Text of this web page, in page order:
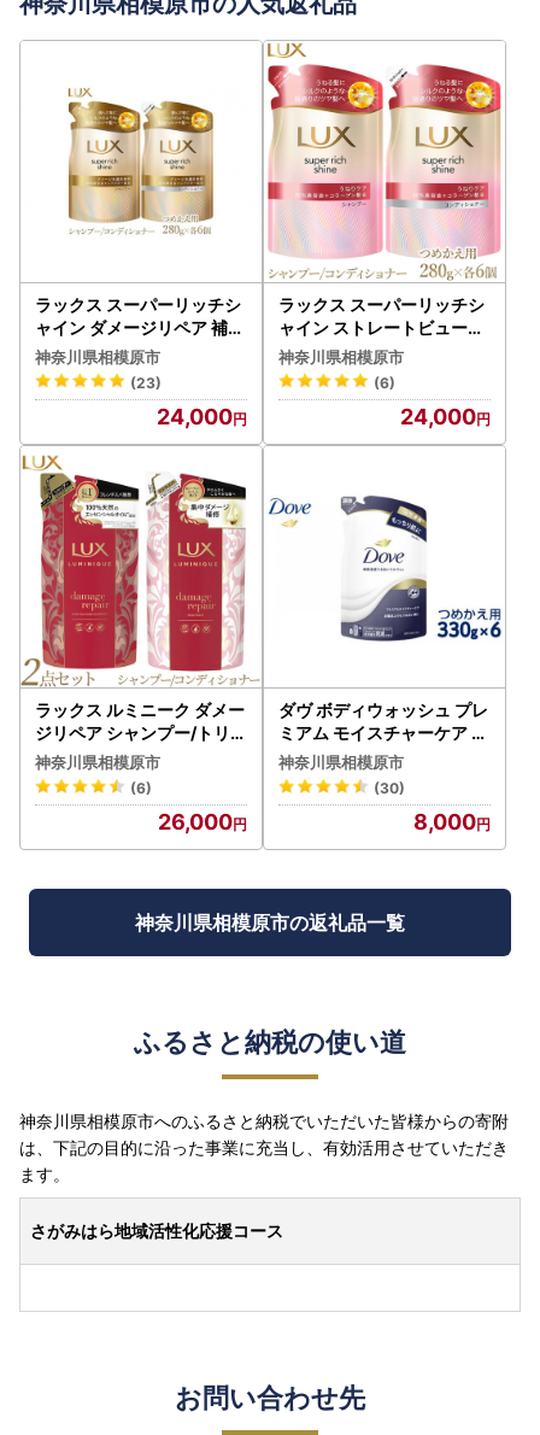
ラックス スーパーリッチシ
ャイン ダメージリペア 補修
シャンプー/コンディショナ
ー つめかえ用 280g 各6個
※離島への配送不可
神奈川県相模原市
(23)
24,000
ラックス スーパーリッチシ
ャイン ストレートビューテ
ィー うねりケアシャンプー/
コンディショナー つめかえ
用 280g 各6個 ※離島への
神奈川県相模原市
(6)
24,000
ラックス ルミニーク ダメー
ジリペア シャンプー/トリー
トメント つめかえ用 350g
各5個 ※着日指定不可 ※離
島への配送不可
神奈川県相模原市
(6)
26,000
ダヴ ボディウォッシュ プレ
ミアム モイスチャーケア つ
めかえ用 330g×6 ※着日指
定不可 ※離島への配送不可
神奈川県相模原市
(30)
8,000
神奈川県相模原市の返礼品一覧
ふるさと納税の使い道
神奈川県相模原市へのふるさと納税でいただいた皆様からの寄附
は、下記の目的に沿った事業に充当し、有効活用させていただき
ます。
さがみはら地域活性化応援コース
お問い合わせ先